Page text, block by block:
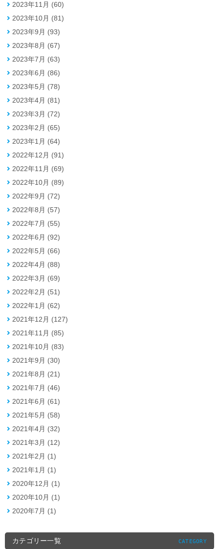
2023年11月 (60)
2023年10月 (81)
2023年9月 (93)
2023年8月 (67)
2023年7月 (63)
2023年6月 (86)
2023年5月 (78)
2023年4月 (81)
2023年3月 (72)
2023年2月 (65)
2023年1月 (64)
2022年12月 (91)
2022年11月 (69)
2022年10月 (89)
2022年9月 (72)
2022年8月 (57)
2022年7月 (55)
2022年6月 (92)
2022年5月 (66)
2022年4月 (88)
2022年3月 (69)
2022年2月 (51)
2022年1月 (62)
2021年12月 (127)
2021年11月 (85)
2021年10月 (83)
2021年9月 (30)
2021年8月 (21)
2021年7月 (46)
2021年6月 (61)
2021年5月 (58)
2021年4月 (32)
2021年3月 (12)
2021年2月 (1)
2021年1月 (1)
2020年12月 (1)
2020年10月 (1)
2020年7月 (1)
カテゴリー一覧 CATEGORY